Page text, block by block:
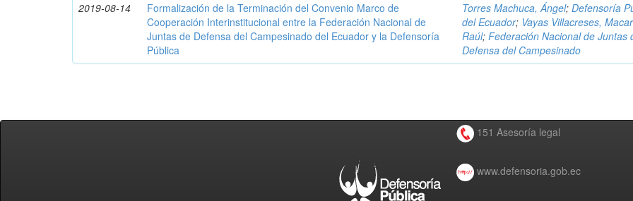
2019-08-14
Formalización de la Terminación del Convenio Marco de
Cooperación Interinstitucional entre la Federación Nacional de
Juntas de Defensa del Campesinado del Ecuador y la Defensoría
Pública
Torres Machuca, Ángel;Defensoría
del Ecuador; Vayas Villacreses,
Raúl;Federación Nacional de Juntas
Defensa del Campesinado
151 Asesoría legal
www.defensoria.gob.ec